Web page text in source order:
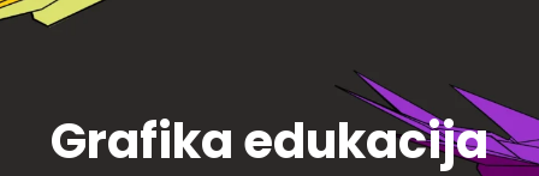
Grafika edukacija